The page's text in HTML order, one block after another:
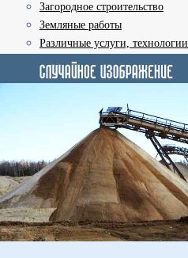
Загородное строительство
Земляные работы
Различные услуги, технологии